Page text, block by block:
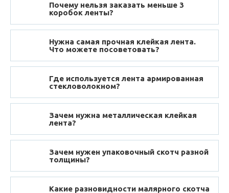
Почему нельзя заказать меньше 3
коробок ленты?
Нужна самая прочная клейкая лента.
Что можете посоветовать?
Где используется лента армированная
стекловолокном?
Зачем нужна металлическая клейкая
лента?
Зачем нужен упаковочный скотч разной
толщины?
Какие разновидности малярного скотча